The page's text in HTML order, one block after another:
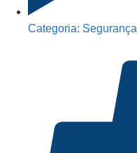
Categoria: Segurança